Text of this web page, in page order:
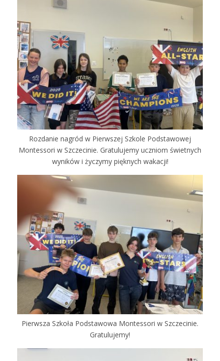
Rozdanie nagród w Pierwszej Szkole Podstawowej
Montessori w Szczecinie. Gratulujemy uczniom świetnych
wyników i życzymy pięknych wakacji!
Pierwsza Szkoła Podstawowa Montessori w Szczecinie.
Gratulujemy!